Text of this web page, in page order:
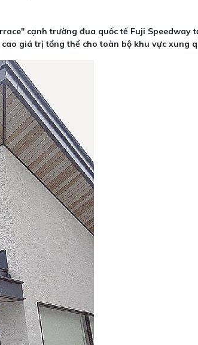
cạnh trường đua quốc tế Fuji Speedway
giá trị tổng thể cho toàn bộ khu vực xung